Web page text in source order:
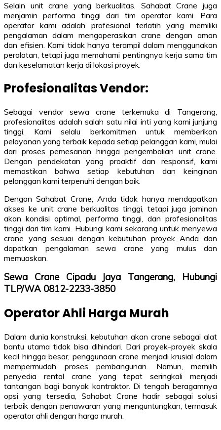
Selain unit crane yang berkualitas, Sahabat Crane juga
menjamin performa tinggi dari tim operator kami. Para
operator kami adalah profesional terlatih yang memiliki
pengalaman dalam mengoperasikan crane dengan aman
dan efisien. Kami tidak hanya terampil dalam menggunakan
peralatan, tetapi juga memahami pentingnya kerja sama tim
dan keselamatan kerja di lokasi proyek.
Profesionalitas Vendor:
Sebagai vendor sewa crane terkemuka di Tangerang,
profesionalitas adalah salah satu nilai inti yang kami junjung
tinggi. Kami selalu berkomitmen untuk memberikan
pelayanan yang terbaik kepada setiap pelanggan kami, mulai
dari proses pemesanan hingga pengembalian unit crane.
Dengan pendekatan yang proaktif dan responsif, kami
memastikan bahwa setiap kebutuhan dan keinginan
pelanggan kami terpenuhi dengan baik.
Dengan Sahabat Crane, Anda tidak hanya mendapatkan
akses ke unit crane berkualitas tinggi, tetapi juga jaminan
akan kondisi optimal, performa tinggi, dan profesionalitas
tinggi dari tim kami. Hubungi kami sekarang untuk menyewa
crane yang sesuai dengan kebutuhan proyek Anda dan
dapatkan pengalaman sewa crane yang mulus dan
memuaskan.
Sewa Crane Cipadu Jaya Tangerang, Hubungi
TLP/WA 0812-2233-3850
Operator Ahli Harga Murah
Dalam dunia konstruksi, kebutuhan akan crane sebagai alat
bantu utama tidak bisa dihindari. Dari proyek-proyek skala
kecil hingga besar, penggunaan crane menjadi krusial dalam
mempermudah proses pembangunan. Namun, memilih
penyedia rental crane yang tepat seringkali menjadi
tantangan bagi banyak kontraktor. Di tengah beragamnya
opsi yang tersedia, Sahabat Crane hadir sebagai solusi
terbaik dengan penawaran yang menguntungkan, termasuk
operator ahli dengan harga murah.